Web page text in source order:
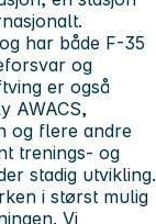
har både F-35
og
er også
AWACS,
og flere andre
trenings- og
stadig utvikling.
i størst mulig
Vi